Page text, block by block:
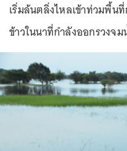
เริ่มล้นตลิ่งไหลเข้าท่วมพื้น
ข้าวในนาที่กำลังออกรวงจ